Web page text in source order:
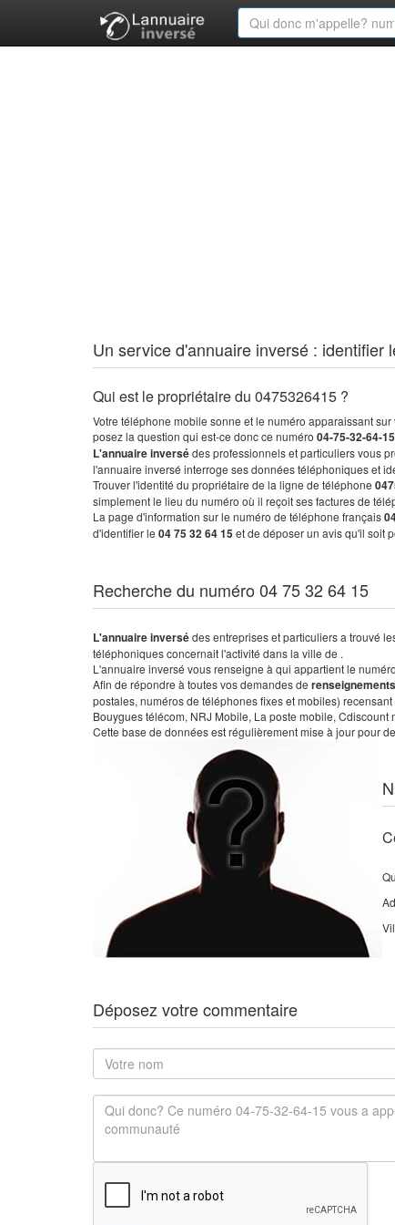
Un service d'annuaire inversé :
Qui est le propriétaire du 0475326415 ?
Votre téléphone mobile sonne et le numéro apparaissant
posez la question qui est-ce donc ce numéro 04-75-32-64-15
L'annuaire inversédes professionnels et particuliers vous
l'annuaire inversé interroge ses données téléphoniques et
Trouver l'identité du propriétaire de la ligne de téléphone
simplement le lieu du numéro où il reçoit ses factures de
La page d'information sur le numéro de téléphone français
d'identifier le 04 75 32 64 15et de déposer un avis qu'il soit
Recherche du numéro 04 75 32 64 15
L'annuaire inversédes entreprises et particuliers a trouvé
téléphoniques concernait l'activité dans la ville de .
L'annuaire inversé vous renseigne à qui appartient le
Afin de répondre à toutes vos demandes de
postales, numéros de téléphones fixes et mobiles)
Bouygues télécom, NRJ Mobile, La poste mobile,
Cette base de données est régulièrement mise à jour pour
Déposez votre commentaire